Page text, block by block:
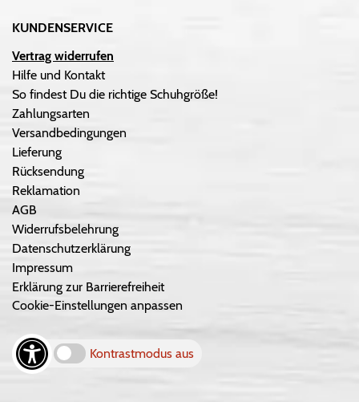
KUNDENSERVICE
Vertrag widerrufen
Hilfe und Kontakt
So findest Du die richtige Schuhgröße!
Zahlungsarten
Versandbedingungen
Lieferung
Rücksendung
Reklamation
AGB
Widerrufsbelehrung
Datenschutzerklärung
Impressum
Erklärung zur Barrierefreiheit
Cookie-Einstellungen anpassen
Kontrastmodus aus